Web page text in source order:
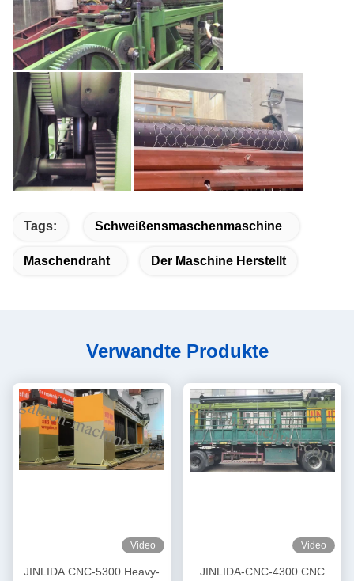
Tags: Schweißensmaschenmaschine
Maschendraht Der Maschine Herstellt
Verwandte Produkte
Video
JINLIDA CNC-5300 Heavy-
Video
JINLIDA-CNC-4300 CNC